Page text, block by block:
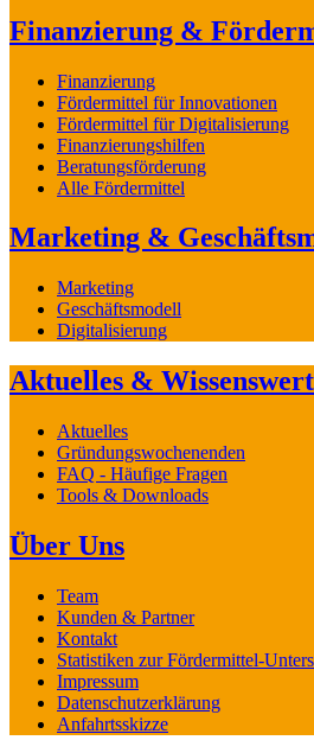
Finanzierung &
Finanzierung
Fördermittel für Innovationen
Fördermittel für Digitalisierung
Finanzierungshilfen
Beratungsförderung
Alle Fördermittel
Marketing &
Marketing
Geschäftsmodell
Digitalisierung
Aktuelles &
Aktuelles
Gründungswochenenden
FAQ - Häufige Fragen
Tools & Downloads
Über Uns
Team
Kunden & Partner
Kontakt
Statistiken zur Fördermittel-
Impressum
Datenschutzerklärung
Anfahrtsskizze